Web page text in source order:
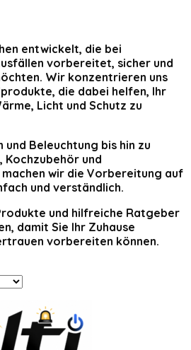
entwickelt, die bei
vorbereitet, sicher und
Wir konzentrieren uns
die dabei helfen, Ihr
Licht und Schutz zu
Beleuchtung bis hin zu
und
wir die Vorbereitung auf
und verständlich.
und hilfreiche Ratgeber
damit Sie Ihr Zuhause
vorbereiten können.